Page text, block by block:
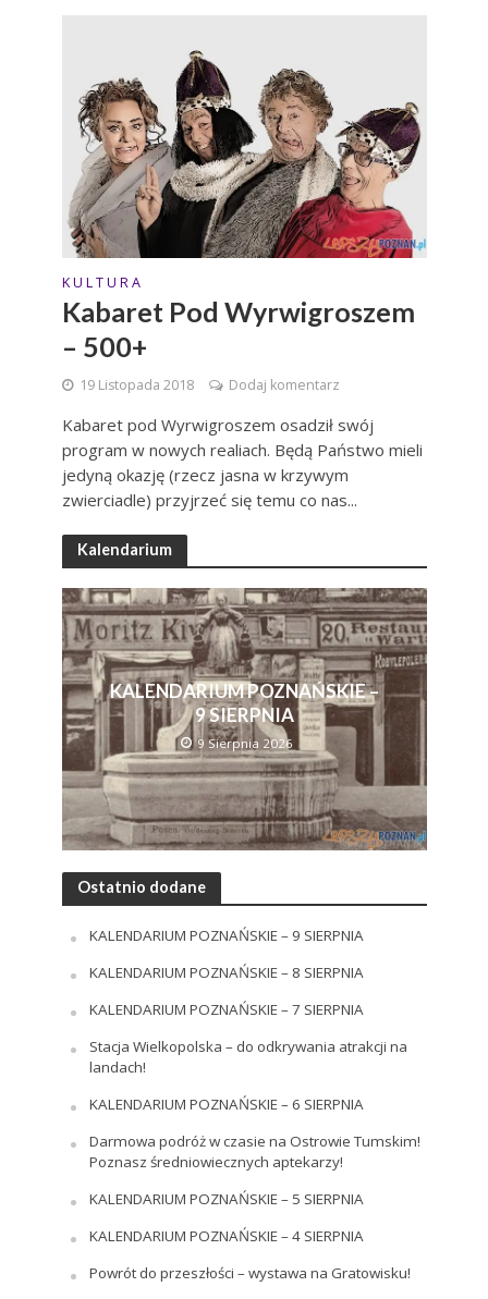
K U L T U R A
Kabaret Pod Wyrwigroszem
– 500+
19 Listopada 2018 Dodaj komentarz
Kabaret pod Wyrwigroszem osadził swój
program w nowych realiach. Będą Państwo mieli
jedyną okazję (rzecz jasna w krzywym
zwierciadle) przyjrzeć się temu co nas...
Kalendarium
KALENDARIUM POZNAŃSKIE –
9 SIERPNIA
9 Sierpnia 2026
Ostatnio dodane
KALENDARIUM POZNAŃSKIE – 9 SIERPNIA
KALENDARIUM POZNAŃSKIE – 8 SIERPNIA
KALENDARIUM POZNAŃSKIE – 7 SIERPNIA
Stacja Wielkopolska – do odkrywania atrakcji na
landach!
KALENDARIUM POZNAŃSKIE – 6 SIERPNIA
Darmowa podróż w czasie na Ostrowie Tumskim!
Poznasz średniowiecznych aptekarzy!
KALENDARIUM POZNAŃSKIE – 5 SIERPNIA
KALENDARIUM POZNAŃSKIE – 4 SIERPNIA
Powrót do przeszłości – wystawa na Gratowisku!